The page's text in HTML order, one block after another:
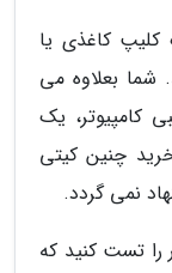
کلیپ کاغذی یا
یا 18 نیاز دارید. شما بعلاوه می
کامپیوتر، یک
چنین کیتی
نمی گردد.
را تست کنید که